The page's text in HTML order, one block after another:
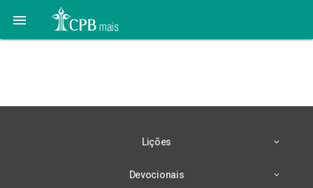

Lições
Devocionais